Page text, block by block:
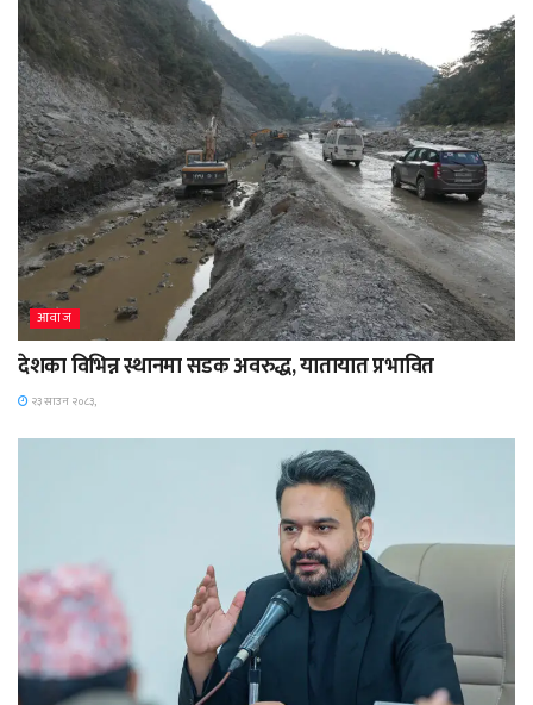
आवाज
देशका विभिन्न स्थानमा सडक अवरुद्ध, यातायात प्रभावित
२३ साउन २०८३,